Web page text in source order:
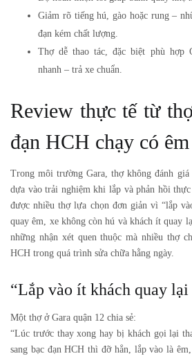
Giảm rõ tiếng hú, gào hoặc rung –
đạn kém chất lượng.
Thợ dễ thao tác, đặc biệt phù hợp
nhanh – trả xe chuẩn.
Review thực tế từ
đạn HCH chạy có
Trong môi trường Gara, thợ không đánh
dựa vào trải nghiệm khi lắp và phản hồi thực
được nhiều thợ lựa chọn đơn giản vì “lắp
quay êm, xe không còn hú và khách ít quay
những nhận xét quen thuộc mà nhiều thợ
HCH trong quá trình sửa chữa hằng ngày.
“Lắp vào ít khách quay lại
Một thợ ở Gara quận 12 chia sẻ:
“Lúc trước thay xong hay bị khách gọi lại
sang bạc đạn HCH thì đỡ hẳn, lắp vào là